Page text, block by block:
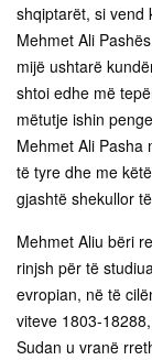
shqiptarët, si vend
Mehmet Ali
mijë ushtarë
shtoi edhe më
mëtutje ishin
Mehmet Ali Pasha
të tyre dhe me
gjashtë shekullor
Mehmet Aliu bëri
rinjsh për të
evropian, në të
viteve 1803-
Sudan u vranë